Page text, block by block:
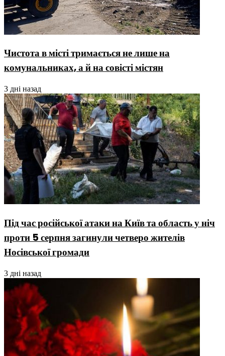
Чистота в місті тримається не лише на
комунальниках, а й на совісті містян
3 дні назад
Під час російської атаки на Київ та область у ніч
проти 5 серпня загинули четверо жителів
Носівської громади
3 дні назад